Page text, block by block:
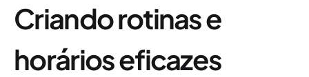
Criando rotinas e
horários eficazes